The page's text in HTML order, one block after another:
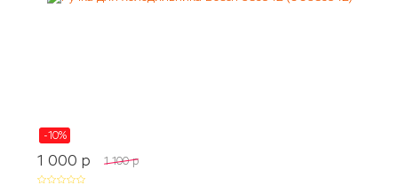
-10%
1 000 p 1 100 p